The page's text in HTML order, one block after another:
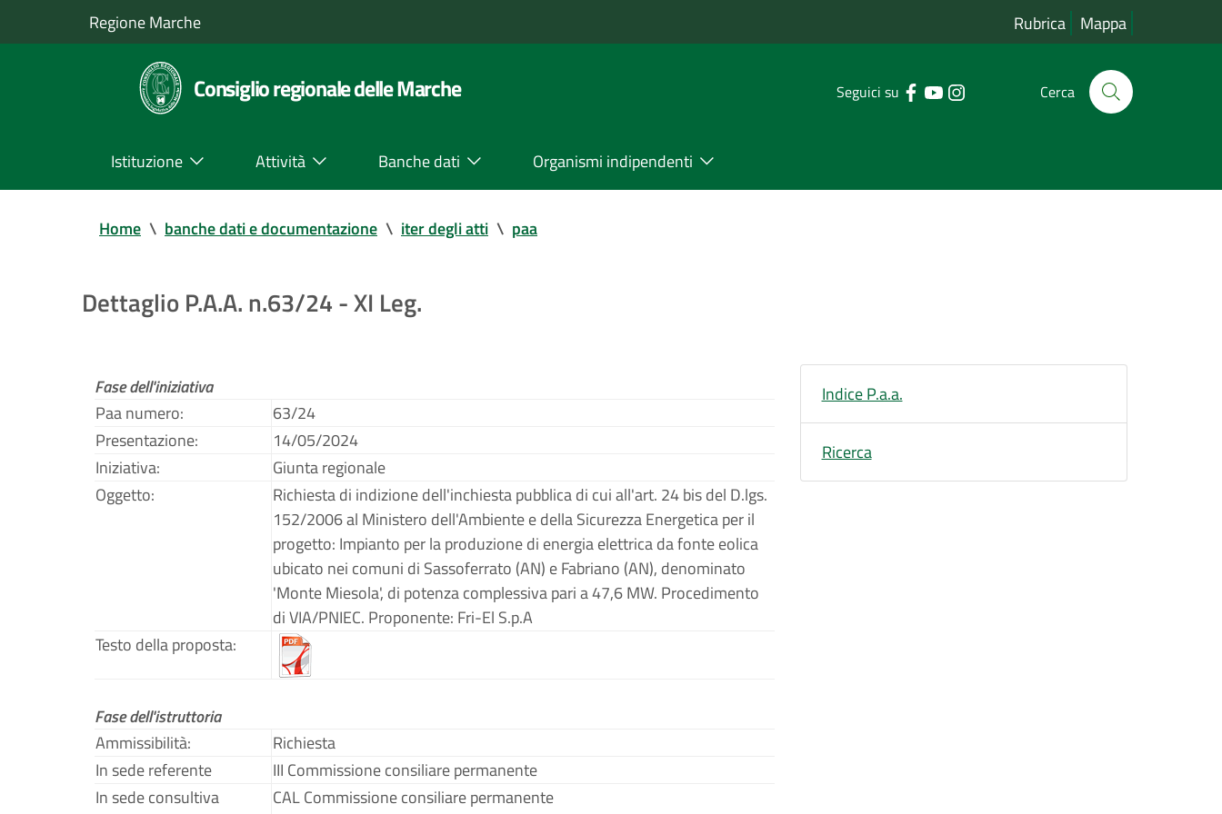
Regione Marche Rubrica Mappa
Consiglio regionale delle Marche Seguici su Cerca
Istituzione Attività Banche dati Organismi indipendenti
Home \ banche dati e documentazione \ iter degli atti \ paa
Dettaglio P.A.A. n.63/24 - XI Leg.
Fase dell'iniziativa
Paa numero:
63/24
Presentazione:
14/05/2024
Iniziativa:
Giunta regionale
Oggetto:
Richiesta di indizione dell'inchiesta pubblica di cui all'art. 24 bis del D.lgs.
152/2006 al Ministero dell'Ambiente e della Sicurezza Energetica per il
progetto: Impianto per la produzione di energia elettrica da fonte eolica
ubicato nei comuni di Sassoferrato (AN) e Fabriano (AN), denominato
'Monte Miesola', di potenza complessiva pari a 47,6 MW. Procedimento
di VIA/PNIEC. Proponente: Fri-El S.p.A
Testo della proposta:
Fase dell'istruttoria
Ammissibilità:
Richiesta
In sede referente
III Commissione consiliare permanente
In sede consultiva
CAL Commissione consiliare permanente
Indice P.a.a.
Ricerca